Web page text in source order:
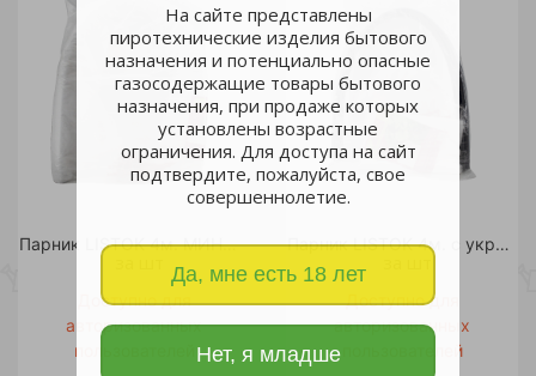
На сайте представлены
пиротехнические изделия бытового
назначения и потенциально опасные
газосодержащие товары бытового
назначения, при продаже которых
установлены возрастные
ограничения. Для доступа на сайт
подтвердите, пожалуйста, свое
совершеннолетие.
Да, мне есть 18 лет
Нет, я младше
Парник LISTOK 4м. МИНИ дуга 1,5м с укрывным материалом /5
Доступно для
авторизованных
пользователей
Парник LISTOK 4м. с укрывным материалом /5
Доступно для
авторизованных
пользователей